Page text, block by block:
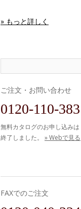
» もっと詳しく
ご注文・お問い合わせ
0120-110-383
無料カタログのお申し込みは
終了しました。 » Webで見る
FAXでのご注文